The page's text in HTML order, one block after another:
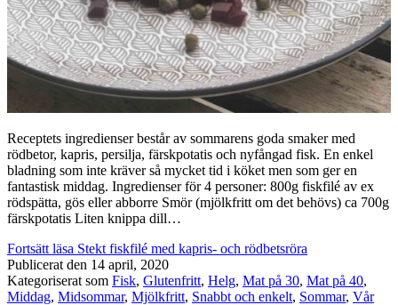
Receptets ingredienser består av sommarens goda smaker med
rödbetor, kapris, persilja, färskpotatis och nyfångad fisk. En enkel
bladning som inte kräver så mycket tid i köket men som ger en
fantastisk middag. Ingredienser för 4 personer: 800g fiskfilé av ex
rödspätta, gös eller abborre Smör (mjölkfritt om det behövs) ca 700g
färskpotatis Liten knippa dill…
Fortsätt läsa Stekt fiskfilé med kapris- och rödbetsröra
Publicerat den 14 april, 2020
Kategoriserat som Fisk, Glutenfritt, Helg, Mat på 30, Mat på 40,
Middag, Midsommar, Mjölkfritt, Snabbt och enkelt, Sommar, Vår